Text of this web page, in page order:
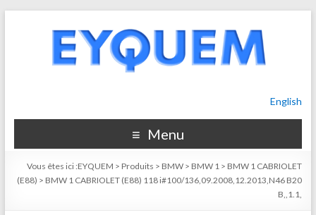
English
Menu
Vous êtes ici :EYQUEM > Produits > BMW > BMW 1 > BMW 1 CABRIOLET
(E88) > BMW 1 CABRIOLET (E88) 118 i#100/136,09.2008,12.2013,N46 B20
B,,1.1,